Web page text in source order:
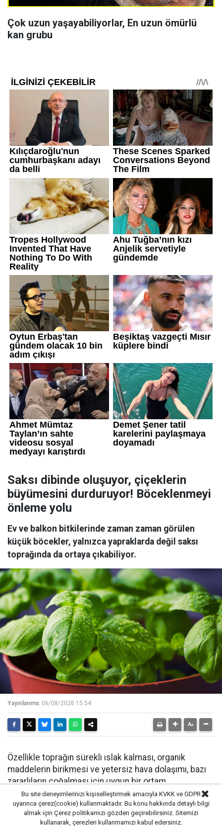
Çok uzun yaşayabiliyorlar, En uzun ömürlü
kan grubu
Saksı dibinde oluşuyor, çiçeklerin
büyümesini durduruyor! Böceklenmeyi
önleme yolu
Ev ve balkon bitkilerinde zaman zaman görülen
küçük böcekler, yalnızca yapraklarda değil saksı
toprağında da ortaya çıkabiliyor.
Yayınlanma: 06/08/2026 15:54
Özellikle toprağın sürekli ıslak kalması, organik
maddelerin birikmesi ve yetersiz hava dolaşımı, bazı
zararlıların çoğalması için uygun bir ortam
oluşturabiliyor.
Bu durum uzun süre devam ettiğinde bitkinin gelişimi
Bu site deneyimlerinizi kişiselleştirmek amacıyla KVKK ve GDPR
uyarınca çerez(cookie) kullanmaktadır. Bu konu hakkında detaylı bilgi
almak için Çerez politikamızı gözden geçirebilirsiniz. Sitemizi
kullanarak, çerezleri kullanmamızı kabul edersiniz.